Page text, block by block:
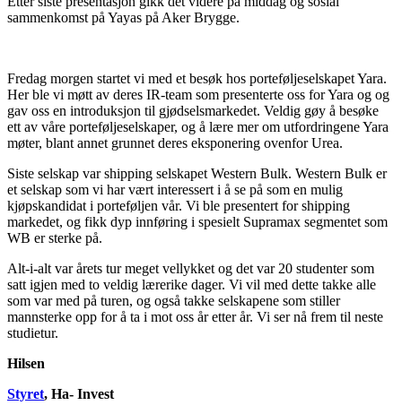
sammenkomst på Yayas på Aker Brygge.
Fredag morgen startet vi med et besøk hos porteføljeselskapet Yara.
Her ble vi møtt av deres IR-team som presenterte oss for Yara og og
gav oss en introduksjon til gjødselsmarkedet. Veldig gøy å besøke
ett av våre porteføljeselskaper, og å lære mer om utfordringene Yara
møter, blant annet grunnet deres eksponering ovenfor Urea.
Siste selskap var shipping selskapet Western Bulk. Western Bulk er
et selskap som vi har vært interessert i å se på som en mulig
kjøpskandidat i porteføljen vår. Vi ble presentert for shipping
markedet, og fikk dyp innføring i spesielt Supramax segmentet som
WB er sterke på.
Alt-i-alt var årets tur meget vellykket og det var 20 studenter som
satt igjen med to veldig lærerike dager. Vi vil med dette takke alle
som var med på turen, og også takke selskapene som stiller
mannsterke opp for å ta i mot oss år etter år. Vi ser nå frem til neste
studietur.
Hilsen
Styret, Ha- Invest